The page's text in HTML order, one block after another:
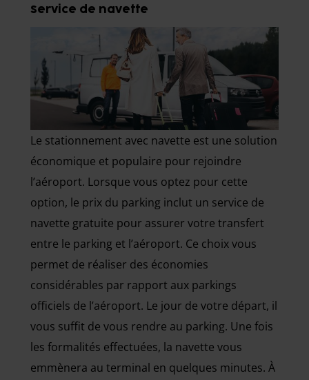
Service de navette
Le stationnement avec navette est une solution
économique et populaire pour rejoindre
l’aéroport. Lorsque vous optez pour cette
option, le prix du parking inclut un service de
navette gratuite pour assurer votre transfert
entre le parking et l’aéroport. Ce choix vous
permet de réaliser des économies
considérables par rapport aux parkings
officiels de l’aéroport. Le jour de votre départ, il
vous suffit de vous rendre au parking. Une fois
les formalités effectuées, la navette vous
emmènera au terminal en quelques minutes. À